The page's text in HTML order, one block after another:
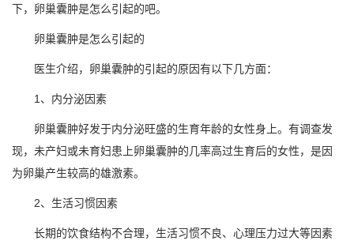
下，卵巢囊肿是怎么引起的吧。
卵巢囊肿是怎么引起的
医生介绍，卵巢囊肿的引起的原因有以下几方面：
1、内分泌因素
卵巢囊肿好发于内分泌旺盛的生育年龄的女性身上。有调查发
现，未产妇或未育妇患上卵巢囊肿的几率高过生育后的女性，是因
为卵巢产生较高的雄激素。
2、生活习惯因素
长期的饮食结构不合理，生活习惯不良、心理压力过大等因素